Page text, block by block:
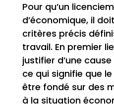
Pour qu’un
d’économique, il
critères précis
travail. En premier
justifier d’une
ce qui signifie que
être fondé sur des
à la situation